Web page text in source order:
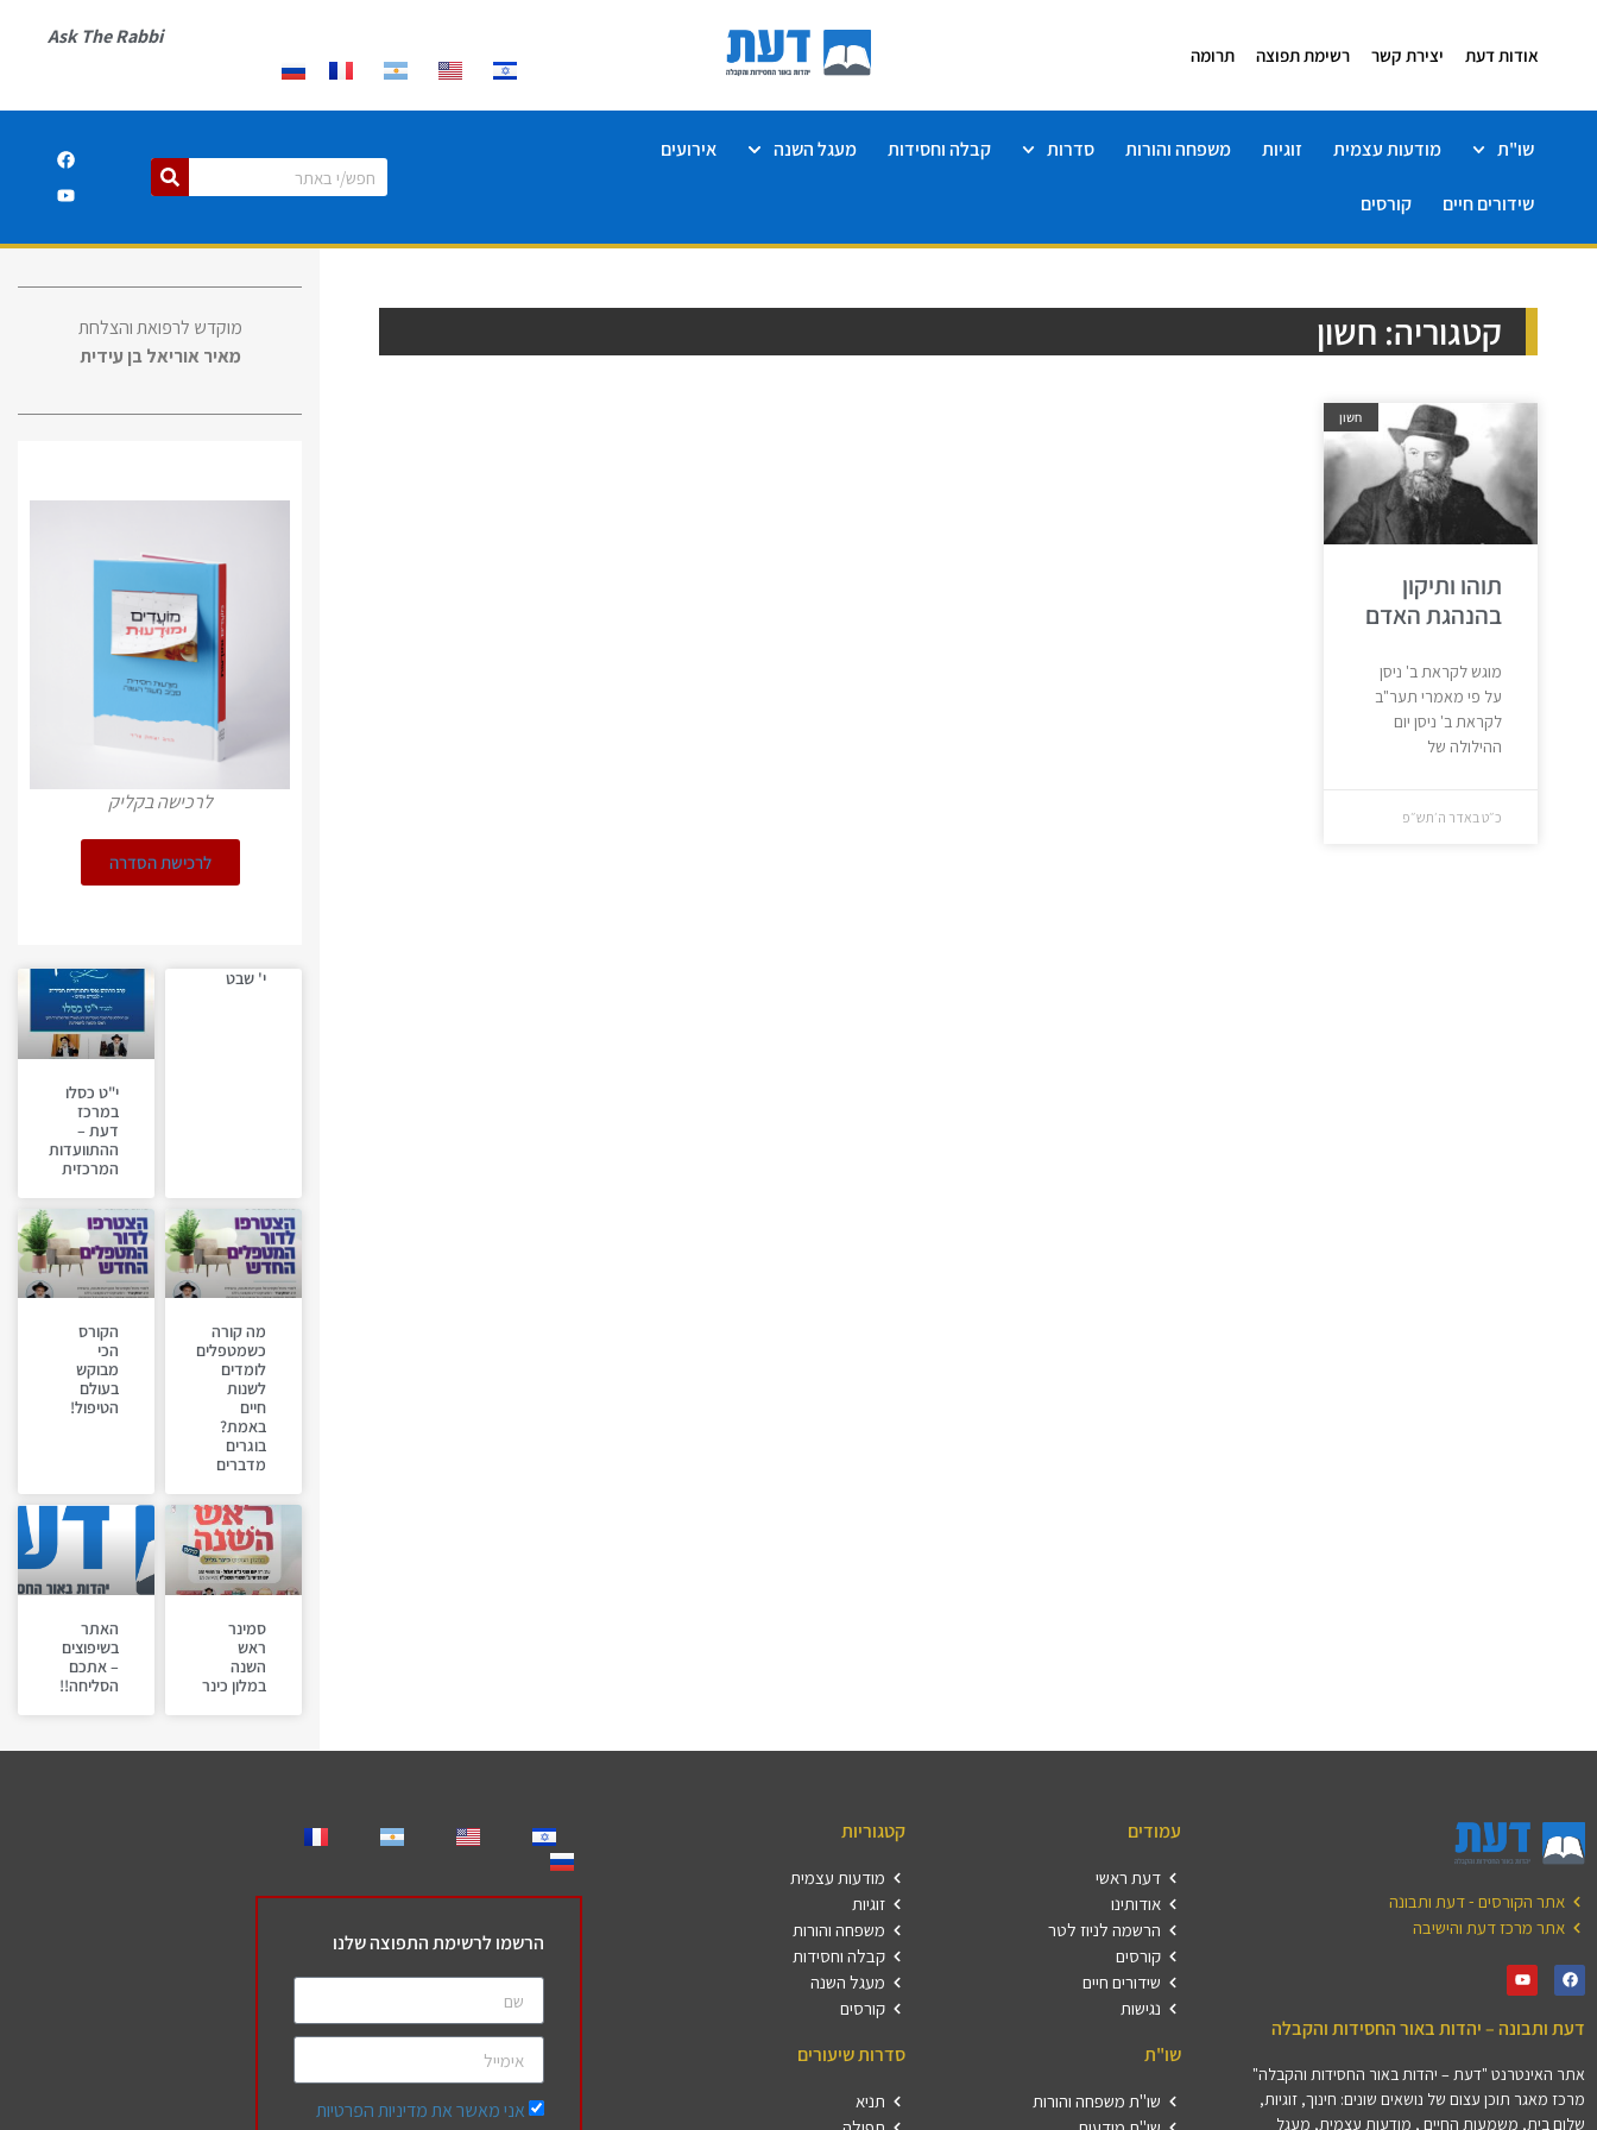
אודות דעת יצירת קשר רשימת תפוצה תרומה
Ask The Rabbi
שו"ת מודעות עצמית זוגיות משפחה והורות סדרות קבלה וחסידות מעגל השנה אירועים
שידורים חיים קורסים
קטגוריה: חשון
חשון
תוהו ותיקון
בהנהגת האדם
מוגש לקראת ב' ניסן
על פי מאמרי תער"ב
לקראת ב' ניסן יום
ההילולה של
כ״ט באדר ה׳תש״פ
מוקדש לרפואת והצלחת
מאיר אוריאל בן עידית
לרכישה בקליק
לרכישת הסדרה
י' שבט
י"ט כסלו
במרכז
דעת –
ההתוועדות
המרכזית
מה קורה
כשמטפלים
לומדים
לשנות
חיים
באמת?
בוגרים
מדברים
הקורס
הכי
מבוקש
בעולם
הטיפול!
סמינר
ראש
השנה
במלון כינר
האתר
בשיפוצים
– אתכם
הסליחה!!
אתר הקורסים - דעת ותבונה
אתר מרכז דעת והישיבה
דעת ותבונה – יהדות באור החסידות והקבלה
אתר האינטרנט "דעת – יהדות באור החסידות והקבלה"
מרכז מאגר תוכן עצום של נושאים שונים: חינוך, זוגיות,
שלום בית, משמעות החיים , מודעות עצמית, מעגל
עמודים
דעת ראשי
אודותינו
הרשמה לניוז לטר
קורסים
שידורים חיים
נגישות
שו"ת
שו"ת משפחה והורות
קטגוריות
מודעות עצמית
זוגיות
משפחה והורות
קבלה וחסידות
מעגל השנה
קורסים
סדרות שיעורים
תניא
הרשמו לרשימת התפוצה שלנו
אני מאשר את מדיניות הפרטיות